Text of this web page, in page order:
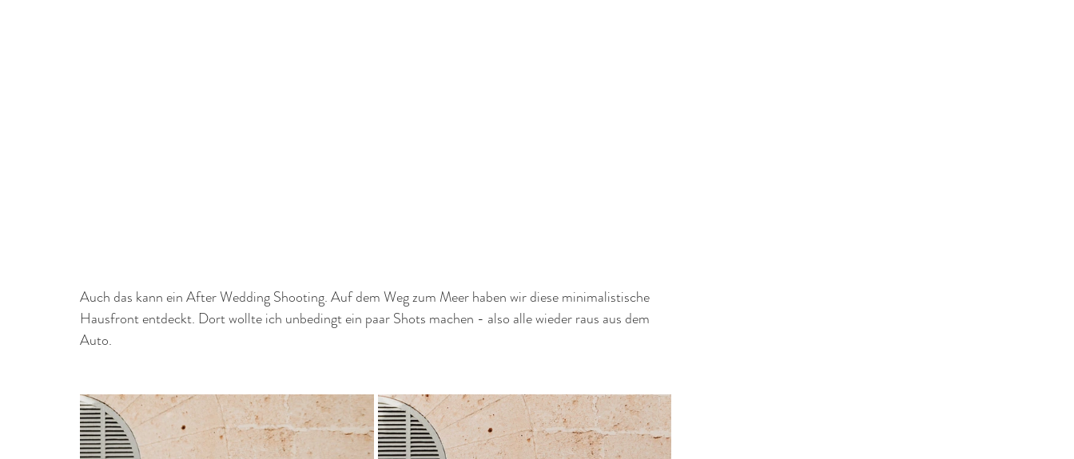
Auch das kann ein After Wedding Shooting. Auf dem Weg zum Meer haben wir diese minimalistische
Hausfront entdeckt. Dort wollte ich unbedingt ein paar Shots machen - also alle wieder raus aus dem
Auto.